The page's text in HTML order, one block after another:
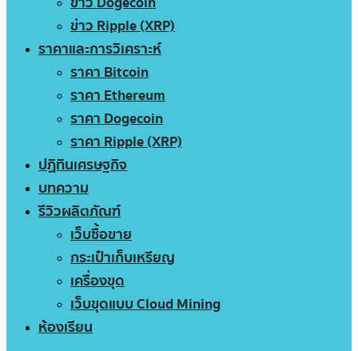
ข่าว Ripple (XRP)
ราคาและการวิเคราะห์
ราคา Bitcoin
ราคา Ethereum
ราคา Dogecoin
ราคา Ripple (XRP)
ปฏิทินเศรษฐกิจ
บทความ
รีวิวผลิตภัณฑ์
เว็บซื้อขาย
กระเป๋าเก็บเหรียญ
เครื่องขุด
เว็บขุดแบบ Cloud Mining
ห้องเรียน